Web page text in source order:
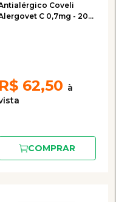
Coveli
C 0,7mg - 20
R$ 62,50
COMPRAR